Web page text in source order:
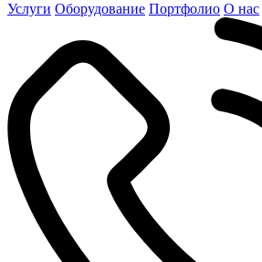
Услуги Оборудование Портфолио О нас